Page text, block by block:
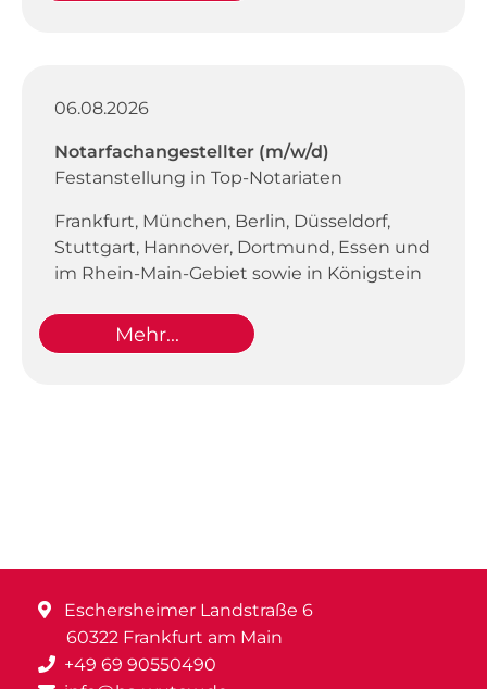
06.08.2026
Notarfachangestellter (m/w/d)
Festanstellung in Top-Notariaten
Frankfurt, München, Berlin, Düsseldorf,
Stuttgart, Hannover, Dortmund, Essen und
im Rhein-Main-Gebiet sowie in Königstein
Mehr...
Eschersheimer Landstraße 6
60322 Frankfurt am Main
+49 69 90550490